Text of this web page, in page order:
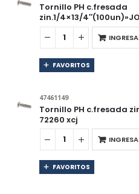
Tornillo PH c.fresada
zin.1/4×13/
FAVORITOS
47461149
Tornillo PH c.fresada
72260 xcj
FAVORITOS